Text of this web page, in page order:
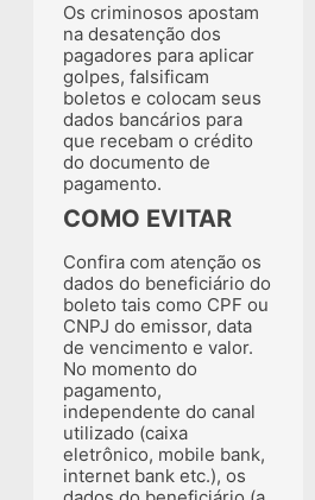
Os criminosos apostam
na desatenção dos
pagadores para aplicar
golpes, falsificam
boletos e colocam seus
dados bancários para
que recebam o crédito
do documento de
pagamento.
COMO EVITAR
Confira com atenção os
dados do beneficiário do
boleto tais como CPF ou
CNPJ do emissor, data
de vencimento e valor.
No momento do
pagamento,
independente do canal
utilizado (caixa
eletrônico, mobile bank,
internet bank etc.), os